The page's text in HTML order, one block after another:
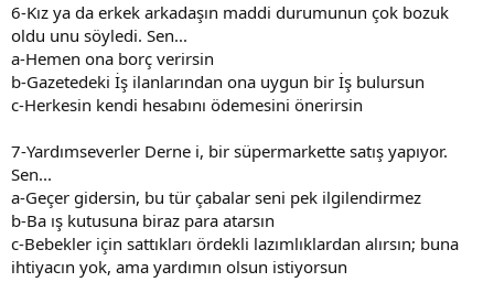
6-Kız ya da erkek arkadaşın maddi durumunun çok bozuk
oldu unu söyledi. Sen...
a-Hemen ona borç verirsin
b-Gazetedeki İş ilanlarından ona uygun bir İş bulursun
c-Herkesin kendi hesabını ödemesini önerirsin
7-Yardımseverler Derne i, bir süpermarkette satış yapıyor.
Sen...
a-Geçer gidersin, bu tür çabalar seni pek ilgilendirmez
b-Ba ış kutusuna biraz para atarsın
c-Bebekler için sattıkları ördekli lazımlıklardan alırsın; buna
ihtiyacın yok, ama yardımın olsun istiyorsun